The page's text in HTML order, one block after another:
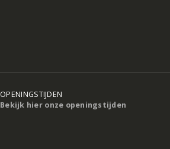
OPENINGSTIJDEN
Bekijk hier onze openingstijden